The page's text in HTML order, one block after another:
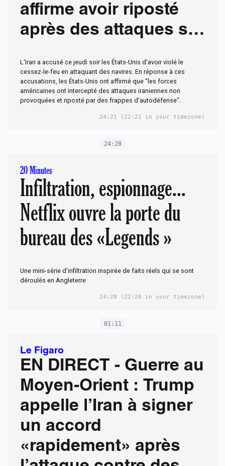
affirme avoir riposté
après des attaques sur
L'Iran a accusé ce jeudi soir les États-Unis d'avoir violé le
cessez-le-feu en attaquant des navires. En réponse à ces
accusations, les États-Unis ont affirmé que "les forces
américaines ont intercepté des attaques iraniennes non
provoquées et riposté par des frappes d'autodéfense".
24:21 (22:21 in your timezone)
24:28
20 Minutes
Infiltration, espionnage...
Netflix ouvre la porte du
bureau des «Legends »
Une mini-série d’infiltration inspirée de faits réels qui se sont
déroulés en Angleterre
24:28 (22:28 in your timezone)
01:11
Le Figaro
EN DIRECT - Guerre au
Moyen-Orient : Trump
appelle l’Iran à signer
un accord
«rapidement» après